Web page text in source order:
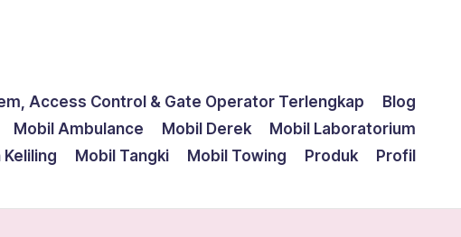
Access Control & Gate Operator Terlengkap
Blog
Mobil Ambulance Mobil Derek
Mobil Laboratorium
Mobil Tangki Mobil Towing Produk
Profil